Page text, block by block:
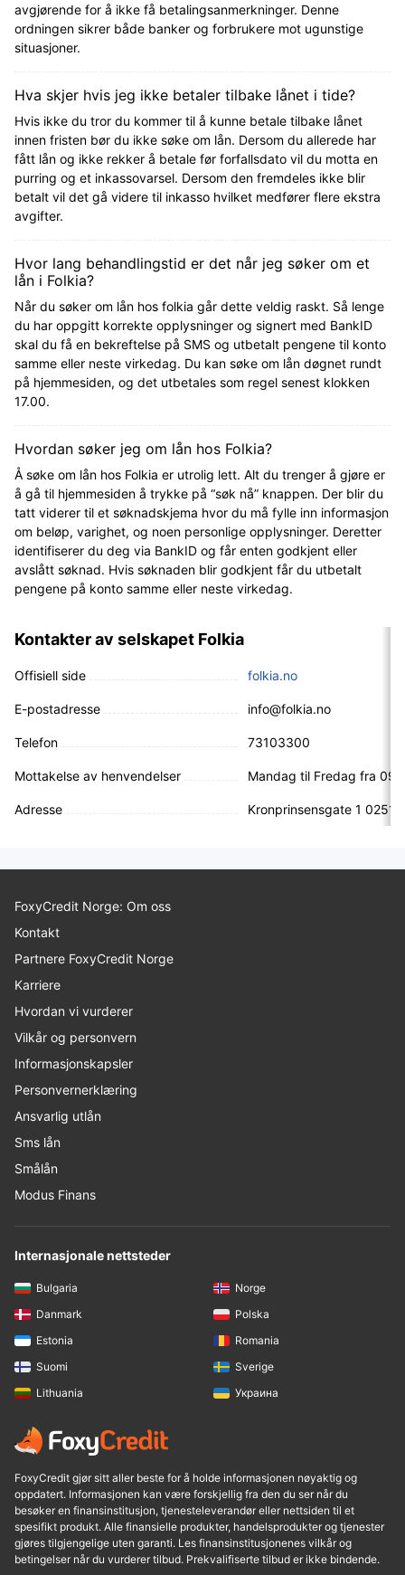
avgjørende for å ikke få betalingsanmerkninger. Denne
ordningen sikrer både banker og forbrukere mot ugunstige
situasjoner.
Hva skjer hvis jeg ikke betaler tilbake lånet i tide?
Hvis ikke du tror du kommer til å kunne betale tilbake lånet
innen fristen bør du ikke søke om lån. Dersom du allerede har
fått lån og ikke rekker å betale før forfallsdato vil du motta en
purring og et inkassovarsel. Dersom den fremdeles ikke blir
betalt vil det gå videre til inkasso hvilket medfører flere ekstra
avgifter.
Hvor lang behandlingstid er det når jeg søker om et
lån i Folkia?
Når du søker om lån hos folkia går dette veldig raskt. Så lenge
du har oppgitt korrekte opplysninger og signert med BankID
skal du få en bekreftelse på SMS og utbetalt pengene til konto
samme eller neste virkedag. Du kan søke om lån døgnet rundt
på hjemmesiden, og det utbetales som regel senest klokken
17.00.
Hvordan søker jeg om lån hos Folkia?
Å søke om lån hos Folkia er utrolig lett. Alt du trenger å gjøre er
å gå til hjemmesiden å trykke på “søk nå” knappen. Der blir du
tatt viderer til et søknadskjema hvor du må fylle inn informasjon
om beløp, varighet, og noen personlige opplysninger. Deretter
identifiserer du deg via BankID og får enten godkjent eller
avslått søknad. Hvis søknaden blir godkjent får du utbetalt
pengene på konto samme eller neste virkedag.
Kontakter av selskapet Folkia
Offisiell side folkia.no
E-postadresse info@folkia.no
Telefon 73103300
Mottakelse av henvendelser Mandag til Fredag fra 09-
Adresse Kronprinsensgate 1 0251
FoxyCredit Norge: Om oss
Kontakt
Partnere FoxyCredit Norge
Karriere
Hvordan vi vurderer
Vilkår og personvern
Informasjonskapsler
Personvernerklæring
Ansvarlig utlån
Sms lån
Smålån
Modus Finans
Internasjonale nettsteder
Bulgaria
Danmark
Estonia
Suomi
Lithuania
Norge
Polska
Romania
Sverige
Украина
FoxyCredit gjør sitt aller beste for å holde informasjonen nøyaktig og
oppdatert. Informasjonen kan være forskjellig fra den du ser når du
besøker en finansinstitusjon, tjenesteleverandør eller nettsiden til et
spesifikt produkt. Alle finansielle produkter, handelsprodukter og tjenester
gjøres tilgjengelige uten garanti. Les finansinstitusjonenes vilkår og
betingelser når du vurderer tilbud. Prekvalifiserte tilbud er ikke bindende.